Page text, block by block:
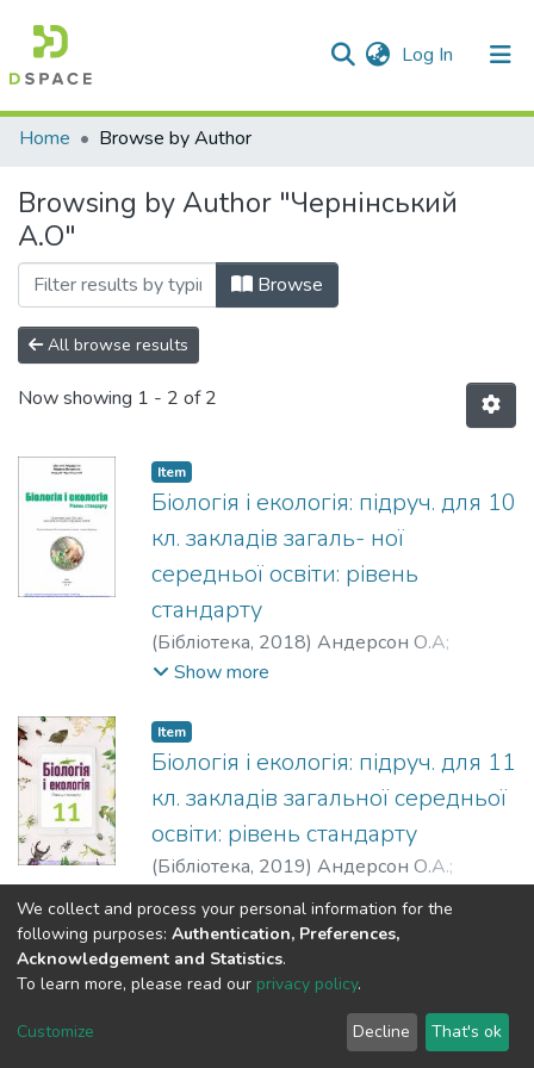
Log In (current)
Communities & Collections
Home Browse by Author
Browsing by Author "Чернінський
А.О"
Browse
All browse results
Now showing 1 - 2 of 2
Item
Біологія і екологія: підруч. для 10
кл. закладів загаль- ної
середньої освіти: рівень
стандарту
(Бібліотека, 2018) Андерсон О.А;
Вихренко М.А
Show more
Item
Біологія і екологія: підруч. для 11
кл. закладів загальної середньої
освіти: рівень стандарту
(Бібліотека, 2019) Андерсон О.А.;
С.М.
DSpace software copyright © 2002-2026
Cookie
End User
Agreement
Send
Feedback
We collect and process your personal information for the
following purposes: Authentication, Preferences,
Acknowledgement and Statistics.
To learn more, please read our privacy policy.
Customize Decline That's ok